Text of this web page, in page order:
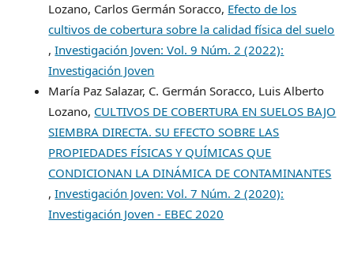
Lozano, Carlos Germán Soracco, Efecto de los
cultivos de cobertura sobre la calidad física del suelo
,Investigación Joven: Vol. 9 Núm. 2 (2022):
Investigación Joven
María Paz Salazar, C. Germán Soracco, Luis Alberto
Lozano, CULTIVOS DE COBERTURA EN SUELOS BAJO
SIEMBRA DIRECTA. SU EFECTO SOBRE LAS
PROPIEDADES FÍSICAS Y QUÍMICAS QUE
CONDICIONAN LA DINÁMICA DE CONTAMINANTES
,Investigación Joven: Vol. 7 Núm. 2 (2020):
Investigación Joven - EBEC 2020